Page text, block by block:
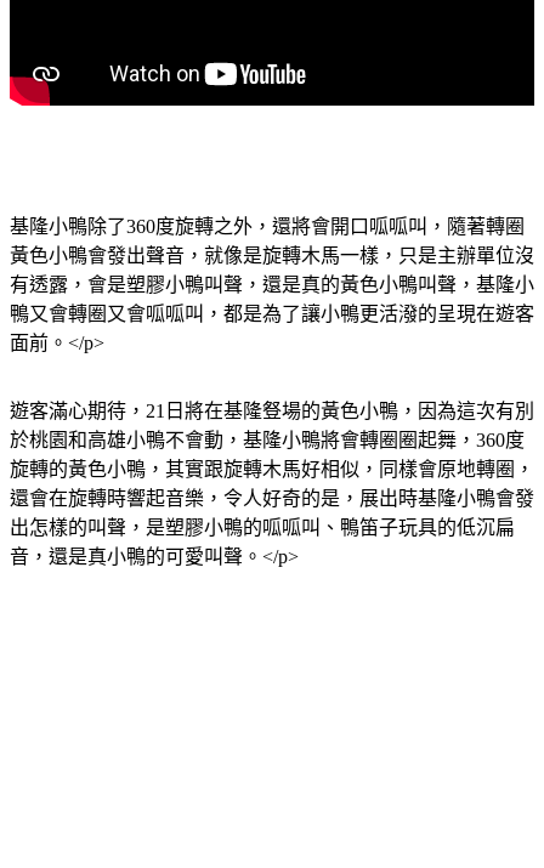
基隆小鴨除了360度旋轉之外，還將會開口呱呱叫，隨著轉圈
黃色小鴨會發出聲音，就像是旋轉木馬一樣，只是主辦單位沒
有透露，會是塑膠小鴨叫聲，還是真的黃色小鴨叫聲，基隆小
鴨又會轉圈又會呱呱叫，都是為了讓小鴨更活潑的呈現在遊客
面前。</p>
遊客滿心期待，21日將在基隆豋場的黃色小鴨，因為這次有別
於桃園和高雄小鴨不會動，基隆小鴨將會轉圈圈起舞，360度
旋轉的黃色小鴨，其實跟旋轉木馬好相似，同樣會原地轉圈，
還會在旋轉時響起音樂，令人好奇的是，展出時基隆小鴨會發
出怎樣的叫聲，是塑膠小鴨的呱呱叫、鴨笛子玩具的低沉扁
音，還是真小鴨的可愛叫聲。</p>